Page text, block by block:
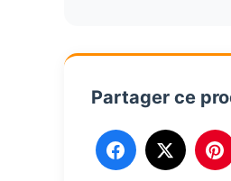
05
Partager ce